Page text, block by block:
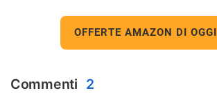
OFFERTE AMAZON DI OGGI
Commenti 2